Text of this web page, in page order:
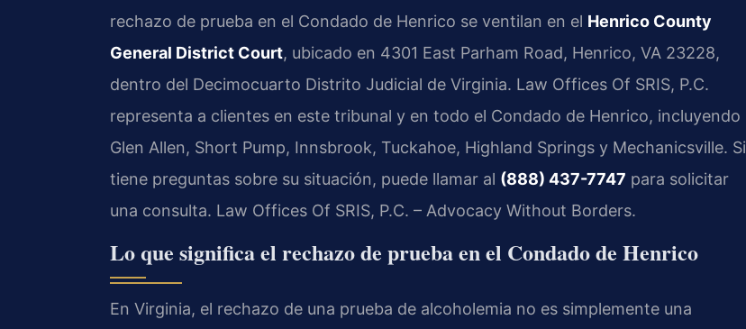
rechazo de prueba en el Condado de Henrico se ventilan en el Henrico County
General District Court, ubicado en 4301 East Parham Road, Henrico, VA 23228,
dentro del Decimocuarto Distrito Judicial de Virginia. Law Offices Of SRIS, P.C.
representa a clientes en este tribunal y en todo el Condado de Henrico, incluyendo
Glen Allen, Short Pump, Innsbrook, Tuckahoe, Highland Springs y Mechanicsville. Si
tiene preguntas sobre su situación, puede llamar al (888) 437-7747 para solicitar
una consulta. Law Offices Of SRIS, P.C. – Advocacy Without Borders.
Lo que significa el rechazo de prueba en el Condado de Henrico
En Virginia, el rechazo de una prueba de alcoholemia no es simplemente una